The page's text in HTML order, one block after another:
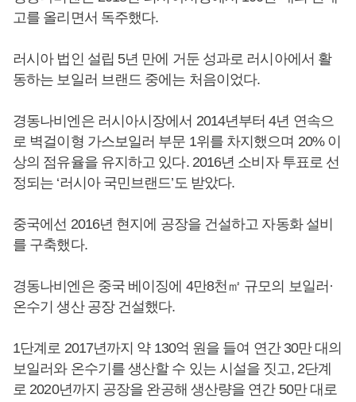
고를 올리면서 독주했다.
러시아 법인 설립 5년 만에 거둔 성과로 러시아에서 활
동하는 보일러 브랜드 중에는 처음이었다.
경동나비엔은 러시아시장에서 2014년부터 4년 연속으
로 벽걸이형 가스보일러 부문 1위를 차지했으며 20% 이
상의 점유율을 유지하고 있다. 2016년 소비자 투표로 선
정되는 ‘러시아 국민브랜드’도 받았다.
중국에선 2016년 현지에 공장을 건설하고 자동화 설비
를 구축했다.
경동나비엔은 중국 베이징에 4만8천㎡ 규모의 보일러·
온수기 생산 공장 건설했다.
1단계로 2017년까지 약 130억 원을 들여 연간 30만 대의
보일러와 온수기를 생산할 수 있는 시설을 짓고, 2단계
로 2020년까지 공장을 완공해 생산량을 연간 50만 대로